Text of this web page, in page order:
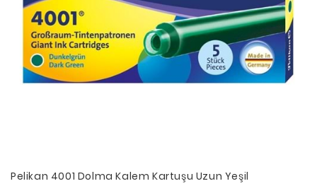
Pelikan 4001 Dolma Kalem Kartuşu Uzun Yeşil